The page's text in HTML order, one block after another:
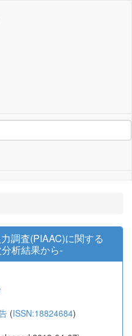
調査(PIAAC)に関する
析結果から-
(ISSN:18824684)